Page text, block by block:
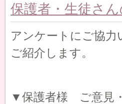
保護者・生徒さ
アンケートにご協
ご紹介します。
▼保護者様 ご意見